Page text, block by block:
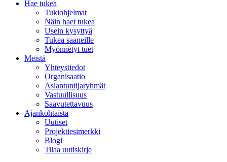
Hae tukea
Tukiohjelmat
Näin haet tukea
Usein kysyttyä
Tukea saaneille
Myönnetyt tuet
Meistä
Yhteystiedot
Organisaatio
Asiantuntijaryhmät
Vastuullisuus
Saavutettavuus
Ajankohtaista
Uutiset
Projektiesimerkki
Blogi
Tilaa uutiskirje